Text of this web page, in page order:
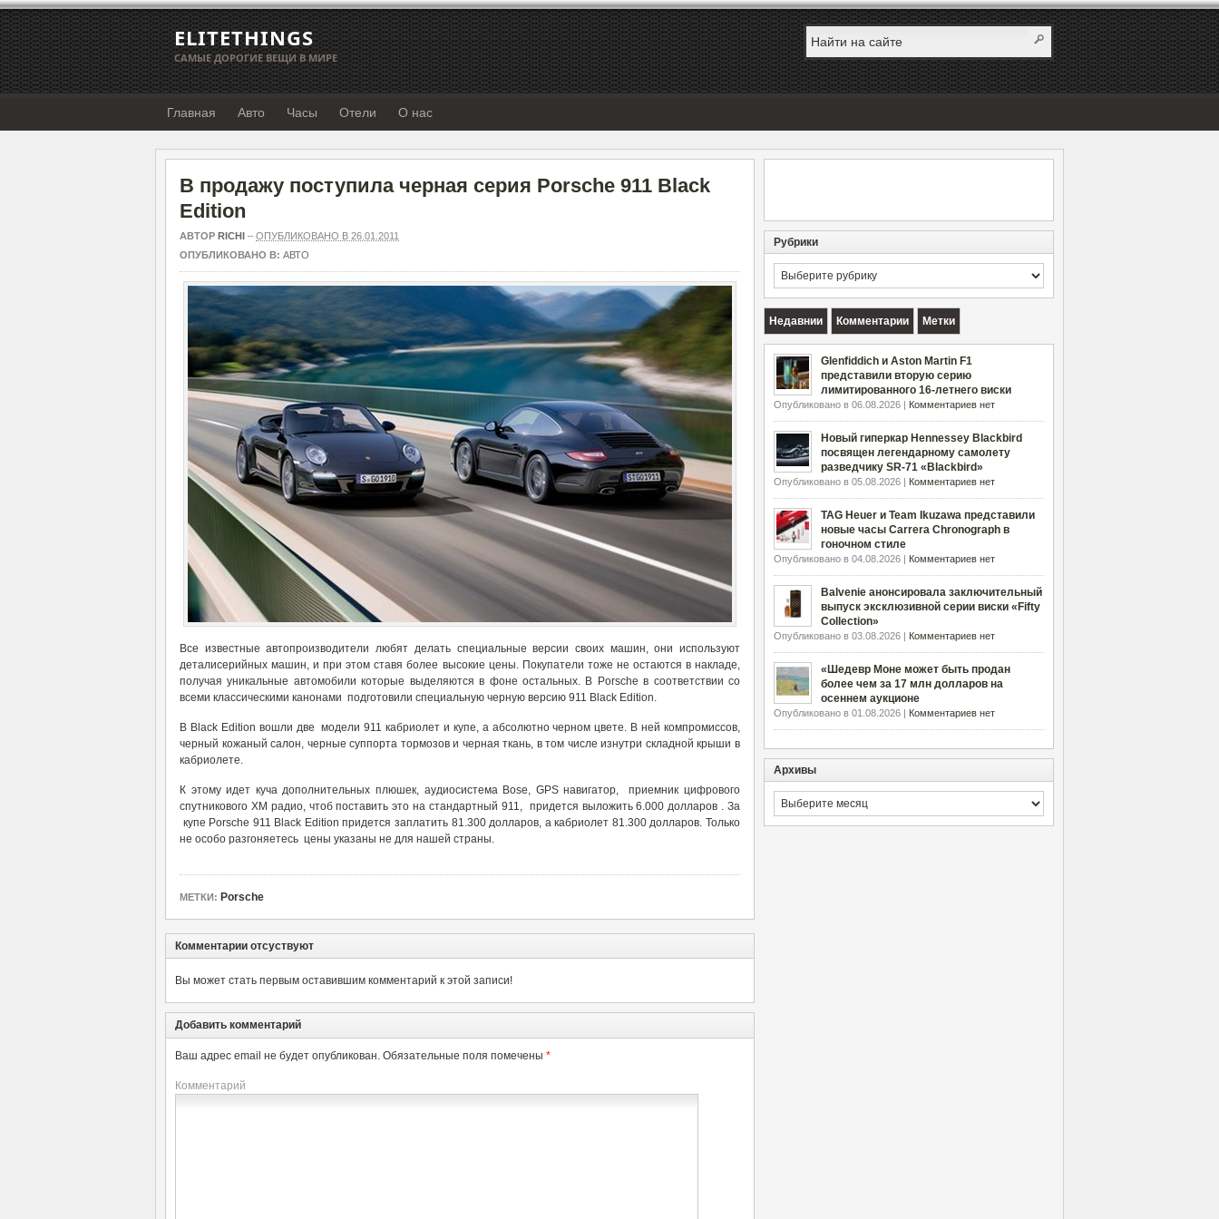
ELITETHINGS
САМЫЕ ДОРОГИЕ ВЕЩИ В МИРЕ
Главная Авто Часы Отели О нас
В продажу поступила черная серия Porsche 911 Black
Edition
АВТОР RICHI – ОПУБЛИКОВАНО В 26.01.2011
ОПУБЛИКОВАНО В: АВТО
Все известные автопроизводители любят делать специальные версии своих машин, они используют
деталисерийных машин, и при этом ставя более высокие цены. Покупатели тоже не остаются в накладе,
получая уникальные автомобили которые выделяются в фоне остальных. В Porsche в соответствии со
всеми классическими канонами подготовили специальную черную версию 911 Black Edition.
В Black Edition вошли две модели 911 кабриолет и купе, а абсолютно черном цвете. В ней компромиссов,
черный кожаный салон, черные суппорта тормозов и черная ткань, в том числе изнутри складной крыши в
кабриолете.
К этому идет куча дополнительных плюшек, аудиосистема Bose, GPS навигатор, приемник цифрового
спутникового XM радио, чтоб поставить это на стандартный 911, придется выложить 6.000 долларов . За
купе Porsche 911 Black Edition придется заплатить 81.300 долларов, а кабриолет 81.300 долларов. Только
не особо разгоняетесь цены указаны не для нашей страны.
МЕТКИ: Porsche
Комментарии отсуствуют
Вы может стать первым оставившим комментарий к этой записи!
Добавить комментарий
Ваш адрес email не будет опубликован. Обязательные поля помечены *
Комментарий
Рубрики
Рубрики
Недавнии Комментарии Метки
Glenfiddich и Aston Martin F1
представили вторую серию
лимитированного 16-летнего виски
Опубликовано в 06.08.2026 | Комментариев нет
Новый гиперкар Hennessey Blackbird
посвящен легендарному самолету
разведчику SR-71 «Blackbird»
Опубликовано в 05.08.2026 | Комментариев нет
TAG Heuer и Team Ikuzawa представили
новые часы Carrera Chronograph в
гоночном стиле
Опубликовано в 04.08.2026 | Комментариев нет
Balvenie анонсировала заключительный
выпуск эксклюзивной серии виски «Fifty
Collection»
Опубликовано в 03.08.2026 | Комментариев нет
«Шедевр Моне может быть продан
более чем за 17 млн долларов на
осеннем аукционе
Опубликовано в 01.08.2026 | Комментариев нет
Архивы
Архивы